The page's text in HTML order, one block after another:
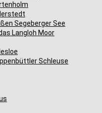
Segeberger See
Langloh Moor
Schleuse